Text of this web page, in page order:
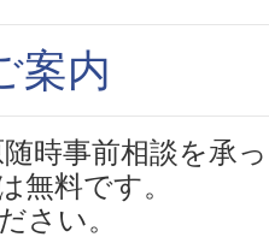
案内
時事前相談を承
無料です。
さい。